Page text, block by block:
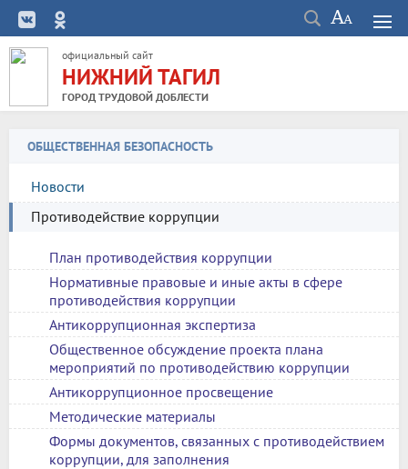
официальный сайт
НИЖНИЙ ТАГИЛ
ГОРОД ТРУДОВОЙ ДОБЛЕСТИ
ОБЩЕСТВЕННАЯ БЕЗОПАСНОСТЬ
Новости
Противодействие коррупции
План противодействия коррупции
Нормативные правовые и иные акты в сфере
противодействия коррупции
Антикоррупционная экспертиза
Общественное обсуждение проекта плана
мероприятий по противодействию коррупции
Антикоррупционное просвещение
Методические материалы
Формы документов, связанных с противодействием
коррупции, для заполнения